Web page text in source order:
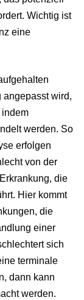
Wichtig ist
eine
angepasst wird,
indem
werden. So
erfolgen
von der
die
Hier kommt
die
einer
sich
terminale
dann kann
werden.